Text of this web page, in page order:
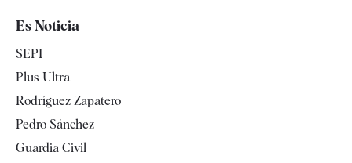
España
Televisión
Es Noticia
SEPI
Plus Ultra
Rodríguez Zapatero
Pedro Sánchez
Guardia Civil